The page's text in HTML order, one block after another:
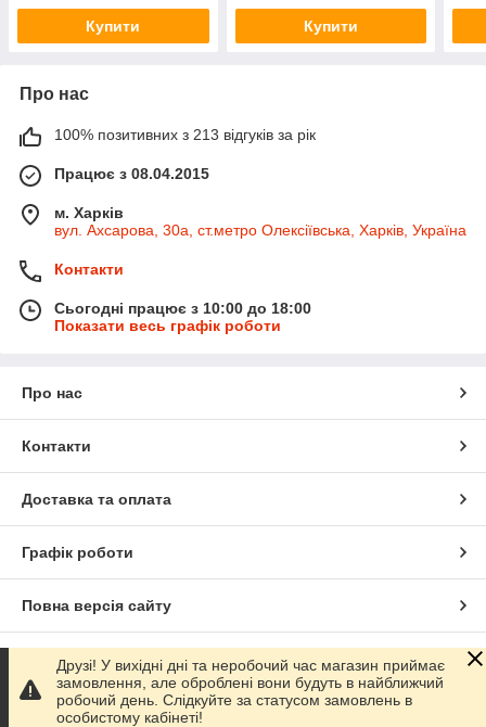
Купити Купити
Про нас
100% позитивних з 213 відгуків за рік
Працює з 08.04.2015
м. Харків
вул. Ахсарова, 30а, ст.метро Олексіївська, Харків, Україна
Контакти
Сьогодні працює з 10:00 до 18:00
Показати весь графік роботи
Про нас
Контакти
Доставка та оплата
Графік роботи
Повна версія сайту
Сайт створено на маркетплейсі Prom.ua
Політика конфіденційності
Друзі! У вихідні дні та неробочий час магазин приймає
замовлення, але оброблені вони будуть в найближчий
робочий день. Слідкуйте за статусом замовлень в
особистому кабінеті!